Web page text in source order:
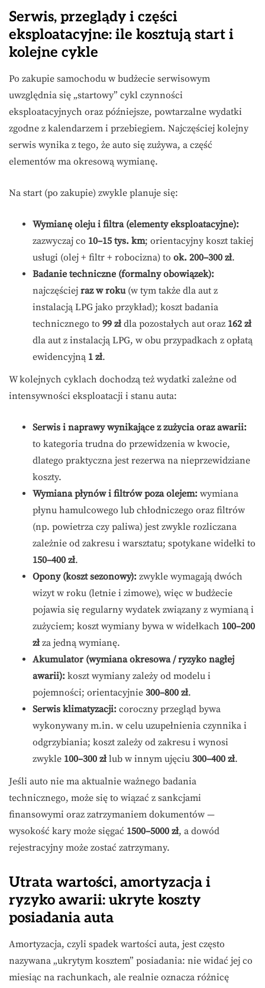
Serwis, przeglądy i części
eksploatacyjne: ile kosztują start i
kolejne cykle
Po zakupie samochodu w budżecie serwisowym
uwzględnia się „startowy” cykl czynności
eksploatacyjnych oraz późniejsze, powtarzalne wydatki
zgodne z kalendarzem i przebiegiem. Najczęściej kolejny
serwis wynika z tego, że auto się zużywa, a część
elementów ma okresową wymianę.
Na start (po zakupie) zwykle planuje się:
Wymianę oleju i filtra (elementy eksploatacyjne):
zazwyczaj co 10–15 tys. km; orientacyjny koszt takiej
usługi (olej + filtr + robocizna) to ok. 200–300 zł.
Badanie techniczne (formalny obowiązek):
najczęściej raz w roku(w tym także dla aut z
instalacją LPG jako przykład); koszt badania
technicznego to 99 zł dla pozostałych aut oraz 162 zł
dla aut z instalacją LPG, w obu przypadkach z opłatą
ewidencyjną 1 zł.
W kolejnych cyklach dochodzą też wydatki zależne od
intensywności eksploatacji i stanu auta:
Serwis i naprawy wynikające z zużycia oraz awarii:
to kategoria trudna do przewidzenia w kwocie,
dlatego praktyczna jest rezerwa na nieprzewidziane
koszty.
Wymiana płynów i filtrów poza olejem: wymiana
płynu hamulcowego lub chłodniczego oraz filtrów
(np. powietrza czy paliwa) jest zwykle rozliczana
zależnie od zakresu i warsztatu; spotykane widełki to
150–400 zł.
Opony (koszt sezonowy): zwykle wymagają dwóch
wizyt w roku (letnie i zimowe), więc w budżecie
pojawia się regularny wydatek związany z wymianą i
zużyciem; koszt wymiany bywa w widełkach 100–200
zł za jedną wymianę.
Akumulator (wymiana okresowa / ryzyko nagłej
awarii): koszt wymiany zależy od modelu i
pojemności; orientacyjnie 300–800 zł.
Serwis klimatyzacji: coroczny przegląd bywa
wykonywany m.in. w celu uzupełnienia czynnika i
odgrzybiania; koszt zależy od zakresu i wynosi
zwykle 100–300 zł lub w innym ujęciu 300–400 zł.
Jeśli auto nie ma aktualnie ważnego badania
technicznego, może się to wiązać z sankcjami
finansowymi oraz zatrzymaniem dokumentów —
wysokość kary może sięgać 1500–5000 zł, a dowód
rejestracyjny może zostać zatrzymany.
Utrata wartości, amortyzacja i
ryzyko awarii: ukryte koszty
posiadania auta
Amortyzacja, czyli spadek wartości auta, jest często
nazywana „ukrytym kosztem” posiadania: nie widać jej co
miesiąc na rachunkach, ale realnie oznacza różnicę